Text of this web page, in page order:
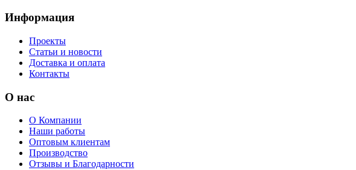
Информация
Проекты
Статьи и новости
Доставка и оплата
Контакты
О нас
О Компании
Наши работы
Оптовым клиентам
Производство
Отзывы и Благодарности